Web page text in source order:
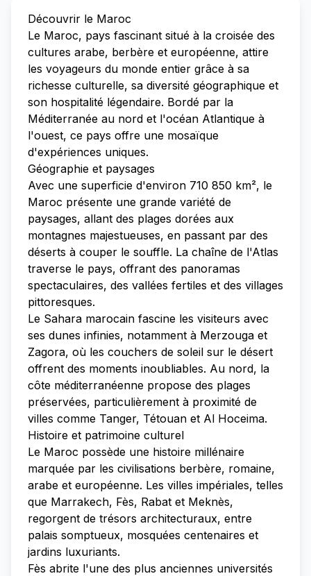
Découvrir le Maroc
Le Maroc, pays fascinant situé à la croisée des
cultures arabe, berbère et européenne, attire
les voyageurs du monde entier grâce à sa
richesse culturelle, sa diversité géographique et
son hospitalité légendaire. Bordé par la
Méditerranée au nord et l'océan Atlantique à
l'ouest, ce pays offre une mosaïque
d'expériences uniques.
Géographie et paysages
Avec une superficie d'environ 710 850 km², le
Maroc présente une grande variété de
paysages, allant des plages dorées aux
montagnes majestueuses, en passant par des
déserts à couper le souffle. La chaîne de l'Atlas
traverse le pays, offrant des panoramas
spectaculaires, des vallées fertiles et des villages
pittoresques.
Le Sahara marocain fascine les visiteurs avec
ses dunes infinies, notamment à Merzouga et
Zagora, où les couchers de soleil sur le désert
offrent des moments inoubliables. Au nord, la
côte méditerranéenne propose des plages
préservées, particulièrement à proximité de
villes comme Tanger, Tétouan et Al Hoceima.
Histoire et patrimoine culturel
Le Maroc possède une histoire millénaire
marquée par les civilisations berbère, romaine,
arabe et européenne. Les villes impériales, telles
que Marrakech, Fès, Rabat et Meknès,
regorgent de trésors architecturaux, entre
palais somptueux, mosquées centenaires et
jardins luxuriants.
Fès abrite l'une des plus anciennes universités